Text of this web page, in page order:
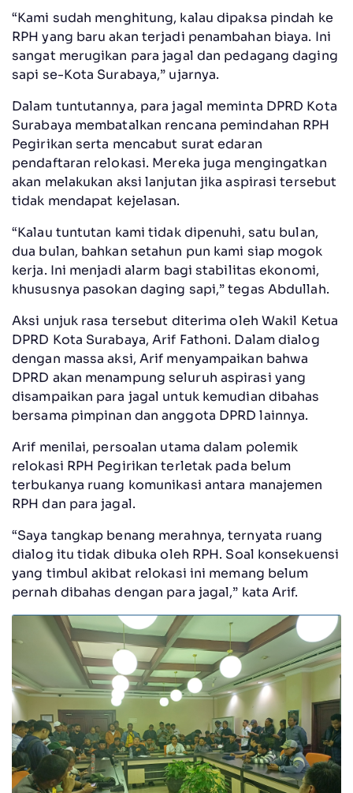
“Kami sudah menghitung, kalau dipaksa pindah ke
RPH yang baru akan terjadi penambahan biaya. Ini
sangat merugikan para jagal dan pedagang daging
sapi se-Kota Surabaya,” ujarnya.
Dalam tuntutannya, para jagal meminta DPRD Kota
Surabaya membatalkan rencana pemindahan RPH
Pegirikan serta mencabut surat edaran
pendaftaran relokasi. Mereka juga mengingatkan
akan melakukan aksi lanjutan jika aspirasi tersebut
tidak mendapat kejelasan.
“Kalau tuntutan kami tidak dipenuhi, satu bulan,
dua bulan, bahkan setahun pun kami siap mogok
kerja. Ini menjadi alarm bagi stabilitas ekonomi,
khususnya pasokan daging sapi,” tegas Abdullah.
Aksi unjuk rasa tersebut diterima oleh Wakil Ketua
DPRD Kota Surabaya, Arif Fathoni. Dalam dialog
dengan massa aksi, Arif menyampaikan bahwa
DPRD akan menampung seluruh aspirasi yang
disampaikan para jagal untuk kemudian dibahas
bersama pimpinan dan anggota DPRD lainnya.
Arif menilai, persoalan utama dalam polemik
relokasi RPH Pegirikan terletak pada belum
terbukanya ruang komunikasi antara manajemen
RPH dan para jagal.
“Saya tangkap benang merahnya, ternyata ruang
dialog itu tidak dibuka oleh RPH. Soal konsekuensi
yang timbul akibat relokasi ini memang belum
pernah dibahas dengan para jagal,” kata Arif.